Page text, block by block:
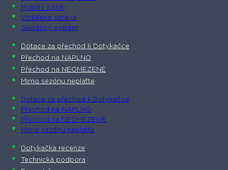
Mobilní číšník
Vzdálená správa
Skladový systém
Dotace za přechod k Dotykačce
Přechod na NAPLNO
Přechod na NEOMEZENĚ
Mimo sezónu neplaťte
Dotace za přechod k Dotykačce
Přechod na NAPLNO
Přechod na NEOMEZENĚ
Mimo sezónu neplaťte
Dotykačka recenze
Technická podpora